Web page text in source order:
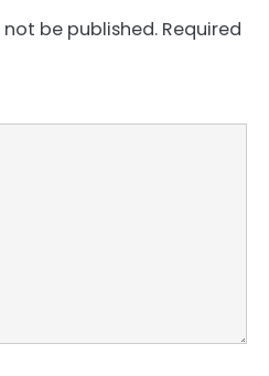
be published. Required